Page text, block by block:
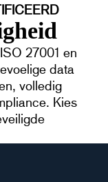
27001 en
data
volledig
Kies